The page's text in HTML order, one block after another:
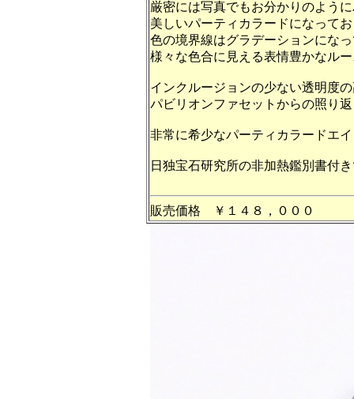
厳密には写真でもお分かりのよう
美しいパーティカラードになって
色の境界線はグラデーションにな
様々な色合に見える表情豊かなル
インクルージョンの少ない透明度
パビリオンファセットからの照り
非常に希少なパーティカラードエ
日独宝石研究所の非加熱鑑別書付
販売価格 ￥１４８，０００